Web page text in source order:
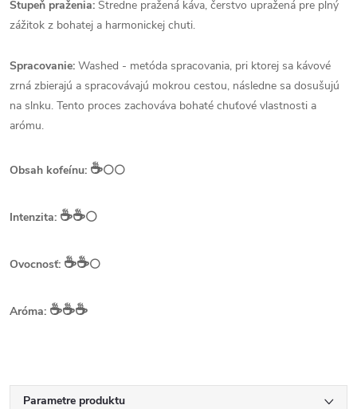
Stupeň praženia: Stredne pražená káva, čerstvo upražená pre plný
zážitok z bohatej a harmonickej chuti.
Spracovanie: Washed - metóda spracovania, pri ktorej sa kávové
zrná zbierajú a spracovávajú mokrou cestou, následne sa dosušujú
na slnku. Tento proces zachováva bohaté chuťové vlastnosti a
arómu.
Obsah kofeínu: ☕️⚪⚪
Intenzita: ☕️☕️⚪
Ovocnosť: ☕️☕️⚪
Aróma: ☕️☕️☕️
Parametre produktu